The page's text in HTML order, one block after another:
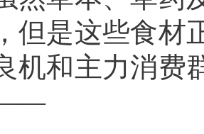
但是这些食材
机和主力消费
——